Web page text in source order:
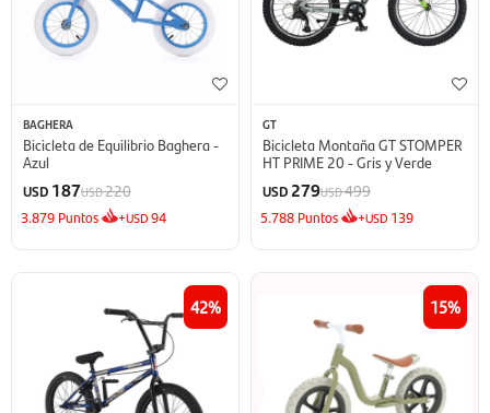
BAGHERA
Bicicleta de Equilibrio Baghera -
Azul
USD 187USD220
3.879 Puntos +USD94
GT
Bicicleta Montaña GT STOMPER
HT PRIME 20 - Gris y Verde
USD279USD499
5.788 Puntos +USD 139
42 15